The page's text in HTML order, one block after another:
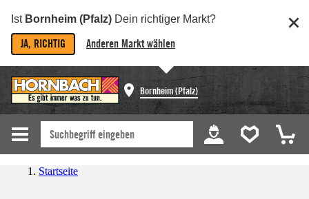
Ist Bornheim (Pfalz) Dein richtiger Markt?
JA, RICHTIG Anderen Markt wählen
Bornheim (Pfalz)
Startseite